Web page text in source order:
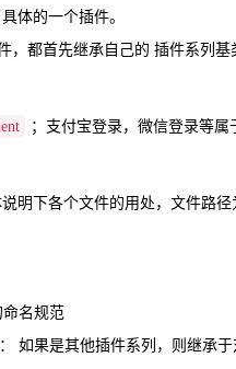
体的一个插件。
，都首先继承自己的 插件系列基
；支付宝登录，微信登录等属
明下各个文件的用处，文件路径
命名规范
如果是其他插件系列，则继承